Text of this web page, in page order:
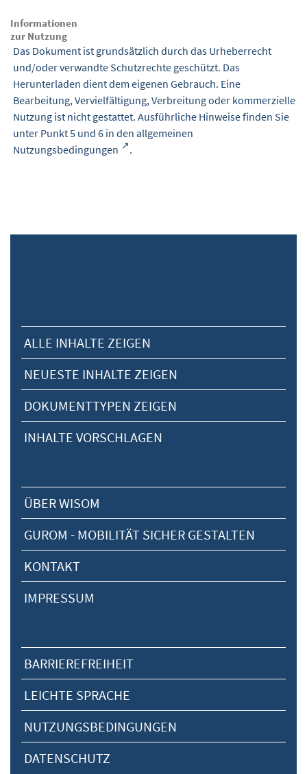
Informationen
zur Nutzung
Das Dokument ist grundsätzlich durch das Urheberrecht
und/oder verwandte Schutzrechte geschützt. Das
Herunterladen dient dem eigenen Gebrauch. Eine
Bearbeitung, Vervielfältigung, Verbreitung oder kommerzielle
Nutzung ist nicht gestattet. Ausführliche Hinweise finden Sie
unter Punkt 5 und 6 in den allgemeinen
Nutzungsbedingungen
.
ALLE INHALTE ZEIGEN
NEUESTE INHALTE ZEIGEN
DOKUMENTTYPEN ZEIGEN
INHALTE VORSCHLAGEN
ÜBER WISOM
GUROM - MOBILITÄT SICHER GESTALTEN
KONTAKT
IMPRESSUM
BARRIEREFREIHEIT
LEICHTE SPRACHE
NUTZUNGSBEDINGUNGEN
DATENSCHUTZ